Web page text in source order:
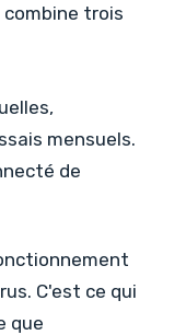
combine trois
mensuels.
de
C'est ce qui
que